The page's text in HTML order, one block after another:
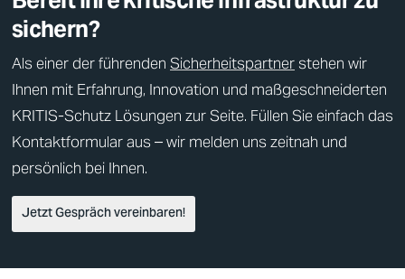
sichern?
Als einer der führenden Sicherheitspartner stehen wir
Ihnen mit Erfahrung, Innovation und maßgeschneiderten
KRITIS-Schutz Lösungen zur Seite. Füllen Sie einfach das
Kontaktformular aus – wir melden uns zeitnah und
persönlich bei Ihnen.
Jetzt Gespräch vereinbaren!